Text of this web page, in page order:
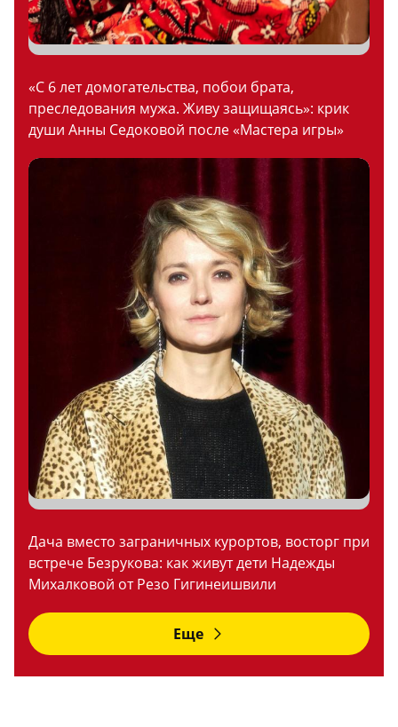
«С 6 лет домогательства, побои брата,
преследования мужа. Живу защищаясь»: крик
души Анны Седоковой после «Мастера игры»
Дача вместо заграничных курортов, восторг при
встрече Безрукова: как живут дети Надежды
Михалковой от Резо Гигинеишвили
Еще